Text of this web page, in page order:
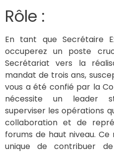
Rôle :
En tant que Secrétaire
occuperez un poste
Secrétariat vers la
mandat de trois ans,
vous a été confié par la
nécessite un leader
superviser les opérations
collaboration et de
forums de haut niveau.
unique de contribuer